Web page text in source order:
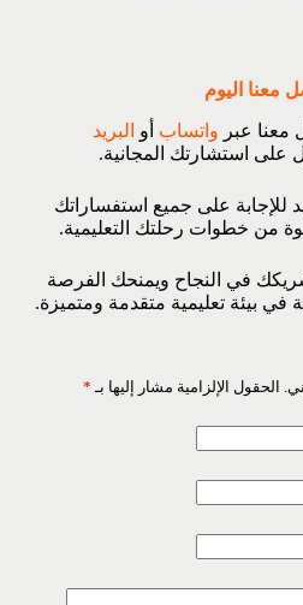
معنا اليوم
معنا عبر واتساب أو البريد
على استشارتك المجانية.
للإجابة على جميع استفساراتك
من خطوات رحلتك التعليمية.
في النجاح ويمنحك الفرصة
في بيئة تعليمية متقدمة ومتميزة.
الحقول الإلزامية مشار إليها بـ *